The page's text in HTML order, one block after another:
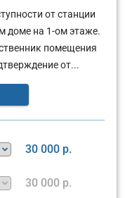
от станции
доме на 1-ом этаже.
помещения
от...
30 000 р.
30 000 р.